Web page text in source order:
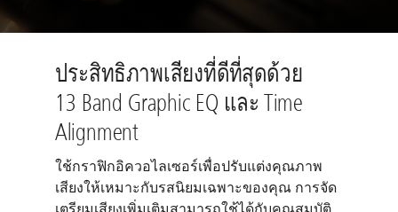
ประสิทธิภาพเสียงที่ดีที่สุดด้วย
13 Band Graphic EQ และ Time
Alignment
ใช้กราฟิกอิควอไลเซอร์เพื่อปรับแต่งคุณภาพ
เสียงให้เหมาะกับรสนิยมเฉพาะของคุณ การจัด